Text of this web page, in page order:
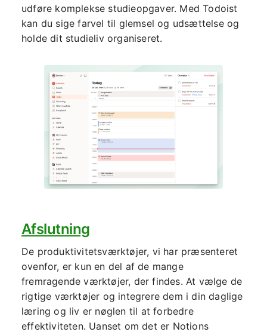
udføre komplekse studieopgaver. Med Todoist
kan du sige farvel til glemsel og udsættelse og
holde dit studieliv organiseret.
Afslutning
De produktivitetsværktøjer, vi har præsenteret
ovenfor, er kun en del af de mange
fremragende værktøjer, der findes. At vælge de
rigtige værktøjer og integrere dem i din daglige
læring og liv er nøglen til at forbedre
effektiviteten. Uanset om det er Notions